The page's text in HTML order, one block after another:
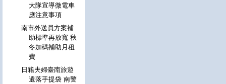
大隊宣導微電車
應注意事項
南市外送員方案補
助標準再放寬 秋
冬加碼補助月租
費
日籍夫婦臺南旅遊
遺落手提袋 南警